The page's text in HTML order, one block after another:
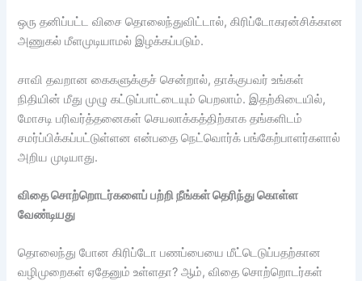
ஒரு தனிப்பட்ட விசை தொலைந்துவிட்டால், கிரிப்டோகரன்சிக்கான
அணுகல் மீளமுடியாமல் இழக்கப்படும்.
சாவி தவறான கைகளுக்குச் சென்றால், தாக்குபவர் உங்கள்
நிதியின் மீது முழு கட்டுப்பாட்டையும் பெறலாம். இதற்கிடையில்,
மோசடி பரிவர்த்தனைகள் செயலாக்கத்திற்காக தங்களிடம்
சமர்ப்பிக்கப்பட்டுள்ளன என்பதை நெட்வொர்க் பங்கேற்பாளர்களால்
அறிய முடியாது.
விதை சொற்றொடர்களைப் பற்றி நீங்கள் தெரிந்து கொள்ள
வேண்டியது
தொலைந்து போன கிரிப்டோ பணப்பையை மீட்டெடுப்பதற்கான
வழிமுறைகள் ஏதேனும் உள்ளதா? ஆம், விதை சொற்றொடர்கள்